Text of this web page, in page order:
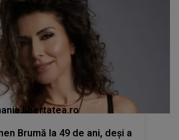
Brumă la 49 de ani, deși a